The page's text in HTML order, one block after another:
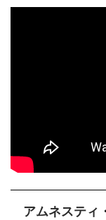
アムネスティ